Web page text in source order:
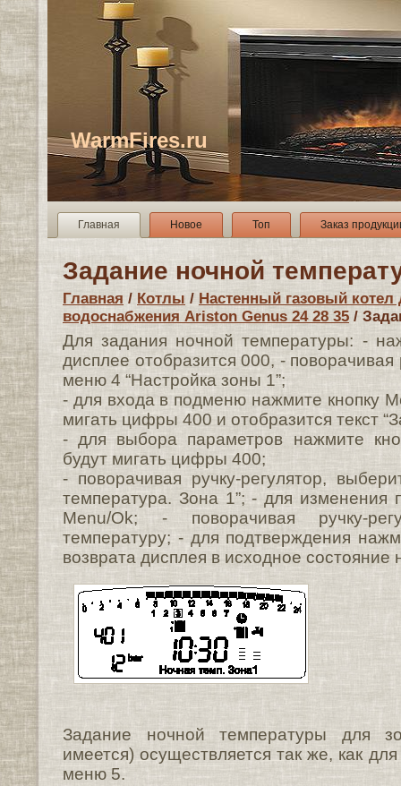
WarmFires.ru
Главная Новое Топ Заказ
Задание ночной
Главная / Котлы / Настенный газовый котел
водоснабжения Ariston Genus 24 28 35 /
Для задания ночной температуры: -
дисплее отобразится 000, - поворачивая
меню 4 “Настройка зоны 1”;
- для входа в подменю нажмите кнопку
мигать цифры 400 и отобразится текст
- для выбора параметров нажмите
будут мигать цифры 400;
- поворачивая ручку-регулятор,
температура. Зона 1”; - для изменения
Menu/Ok; - поворачивая ручку-
температуру; - для подтверждения
возврата дисплея в исходное состояние
Задание ночной температуры для
имеется) осуществляется так же, как
меню 5.